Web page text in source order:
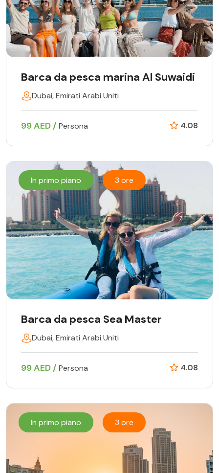
Barca da pesca marina Al Suwaidi
Dubai, Emirati Arabi Uniti
99 AED / Persona 4.08
In primo piano 3 ore
Barca da pesca Sea Master
Dubai, Emirati Arabi Uniti
99 AED / Persona 4.08
In primo piano 3 ore